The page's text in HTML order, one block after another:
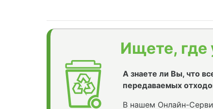
Ищете, где
А знаете ли Вы, что
передаваемых
В нашем Онлайн-